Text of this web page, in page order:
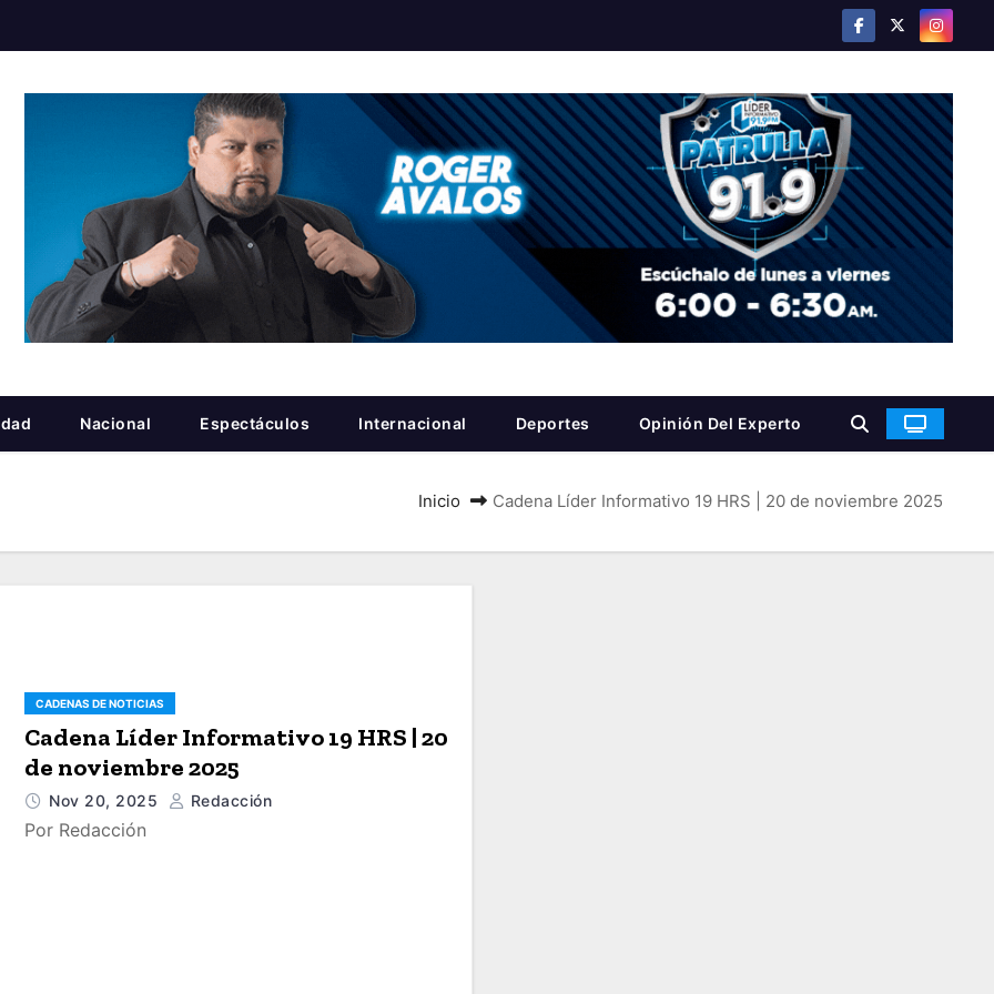
Nacional Espectáculos Internacional Deportes Opinión Del Experto
Inicio Cadena Líder Informativo 19 HRS | 20 de noviembre 2025
CADENAS DE NOTICIAS
Cadena Líder Informativo 19 HRS | 20
de noviembre 2025
Nov 20, 2025 Redacción
Por Redacción